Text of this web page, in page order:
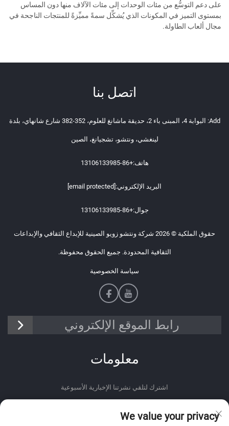
على دعم التوسُّع من مئات الوحدات إلى مئات الآلاف منها دون المساس
بمستوى التميز في المكونات الذي يُشكِّل سمةً مميِّزةً للمنتجات الناجحة في
مجال ألعاب الطاولة.
اتصل بنا
Add: البوابة 4، المبنى باء 2، حديقة ماشانغ للعلوم، 352-382 شارع شانهاي، بلدة
لينغشي، ونتشو، تشجيانغ، الصين
هاتف:+86-13106133985
البريد الإلكتروني:
جوال:+86-13106133985
حقوق الملكية © 2026 شركة ونتشو زويو الصينية للإبداع الثقافي والإبداعات
الثقافية المحدودة. جميع الحقوق محفوظة.
سياسة الخصوصية
رابط الموقع الإلكتروني
معلومات
اشترك لتلقي نشرتنا الإخبارية الأسبوعية
We value your privacy